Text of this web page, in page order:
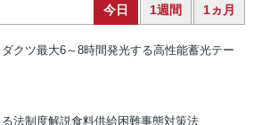
今日 1週間 1ヵ月
クツ最大6～8時間発光する高性能蓄光テー
法制度解説食料供給困難事態対策法